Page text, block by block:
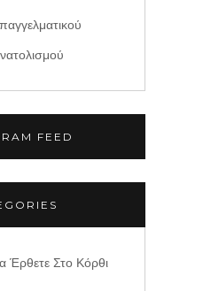
FEED
Έρθετε Στο Κόρθι